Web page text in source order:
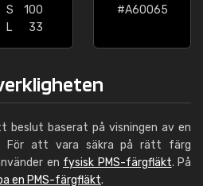
S
100
L
33
#A60065
baserat på visningen av en
För att vara säkra på rätt färg
en fysisk PMS-färgfläkt. På
en PMS-färgfläkt.